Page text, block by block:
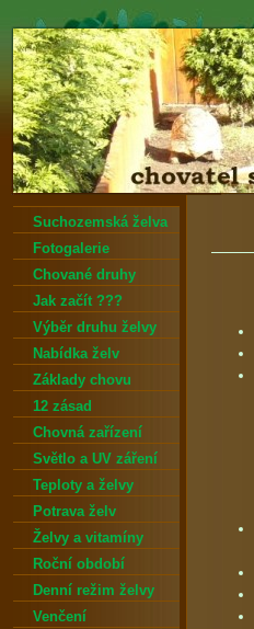
Suchozemská želva
Fotogalerie
Chované druhy
Jak začít ???
Výběr druhu želvy
Nabídka želv
Základy chovu
12 zásad
Chovná zařízení
Světlo a UV záření
Teploty a želvy
Potrava želv
Želvy a vitamíny
Roční období
Denní režim želvy
Venčení